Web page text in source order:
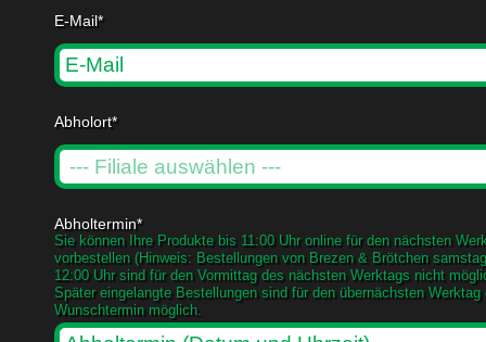
E-Mail*
Abholort*
Abholtermin*
Sie können Ihre Produkte bis 11:00 Uhr online für den nächsten
vorbestellen (Hinweis: Bestellungen von Brezen & Brötchen
12:00 Uhr sind für den Vormittag des nächsten Werktags nicht
Später eingelangte Bestellungen sind für den übernächsten Werktag
Wunschtermin möglich.